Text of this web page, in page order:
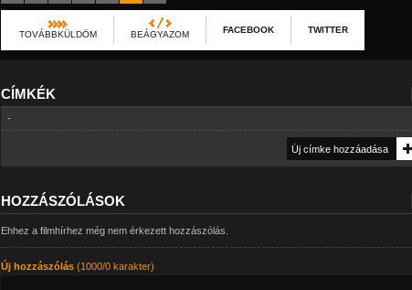
TOVÁBBKÜLDÖM BEÁGYAZOM FACEBOOK TWITTER
CÍMKÉK
-
HOZZÁSZÓLÁSOK
Ehhez a filmhírhez még nem érkezett hozzászólás.
Új hozzászólás(1000/0 karakter)